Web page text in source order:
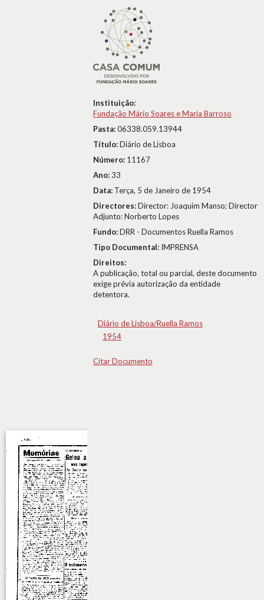
Instituição:
Fundação Mário Soares e Maria Barroso
Pasta:06338.059.13944
Título:Diário de Lisboa
Número: 11167
Ano:33
Data: Terça, 5 de Janeiro de 1954
Directores:Director: Joaquim Manso; Director
Adjunto: Norberto Lopes
Fundo:DRR - Documentos Ruella Ramos
Tipo Documental: IMPRENSA
Direitos:
A publicação, total ou parcial, deste documento
exige prévia autorização da entidade
detentora.
Diário de Lisboa/Ruella Ramos
1954
Citar Documento